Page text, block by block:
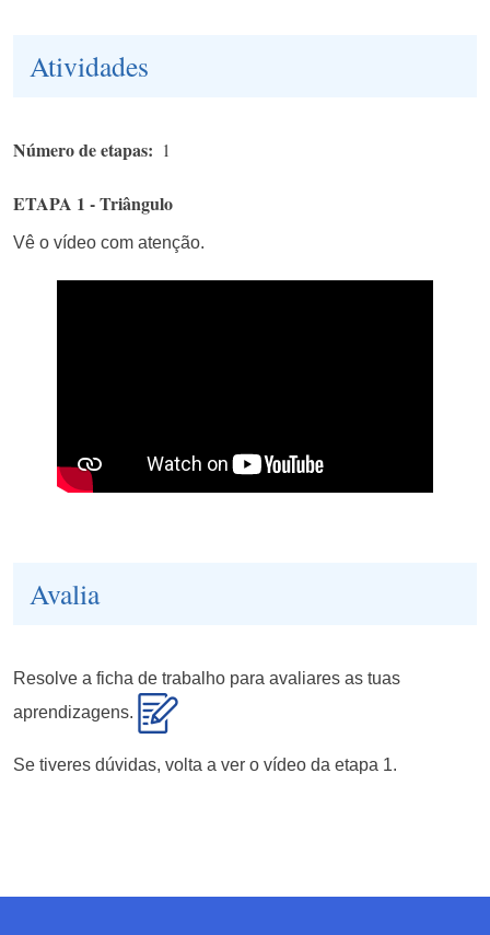
Atividades
Número de etapas 1
ETAPA 1 - Triângulo
Vê o vídeo com atenção.
Avalia
Resolve a ficha de trabalho para avaliares as tuas
aprendizagens.
Se tiveres dúvidas, volta a ver o vídeo da etapa 1.